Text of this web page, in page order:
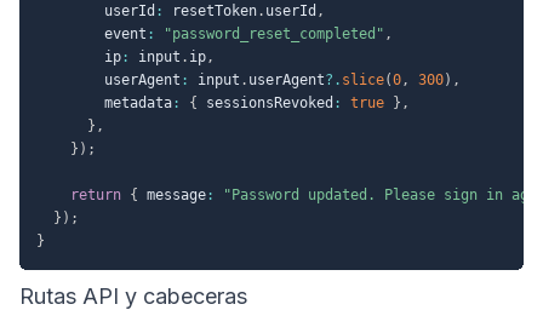
        userId
: resetToken. userId ,
        event
: "password_reset_completed" ,
        ip
: input . ip,
        userAgent
: input . userAgent?. slice(0, 300) ,
        metadata
: { sessionsRevoked : true } ,
} ,
} ) ;
return { message :
"Password updated. Please sign in
} ) ;
}
Rutas API y cabeceras